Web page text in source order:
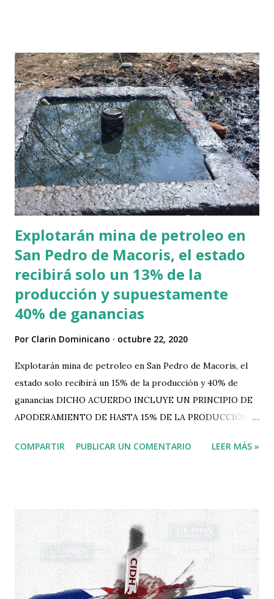
Explotarán mina de petroleo en
San Pedro de Macoris, el estado
recibirá solo un 13% de la
producción y supuestamente
40% de ganancias
Por Clarin Dominicano octubre 22, 2020
Explotarán mina de petroleo en San Pedro de Macoris, el
estado solo recibirá un 15% de la producción y 40% de
ganancias DICHO ACUERDO INCLUYE UN PRINCIPIO DE
APODERAMIENTO DE HASTA 15% DE LA PRODUCCIÓN
Minas, Antonio Almonte, aseguró este jueves que en el
declaraciones del funcionario se llevaron a cabo durante
una rueda de prensa en el Palacio Nacional, donde también
afirmó que dicho acuerdo incluye un principio de
apoderamiento de hasta 15% de la producción de
hidrocarburos extraídos. Igualmente tiene cláusulas de
COMPARTIR PUBLICAR UN COMENTARIO LEER MÁS »